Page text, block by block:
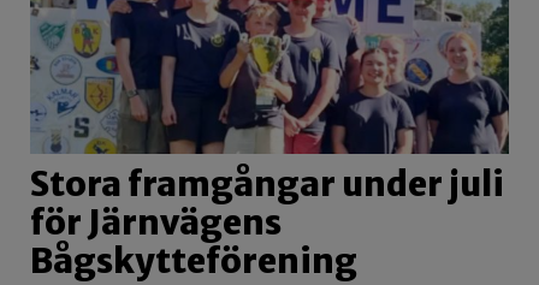
Stora framgångar under juli
för Järnvägens
Bågskytteförening